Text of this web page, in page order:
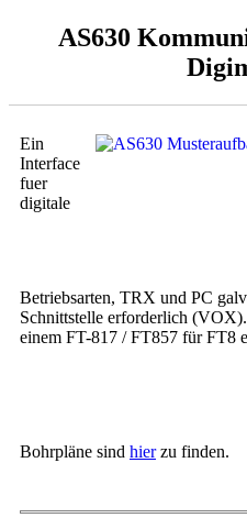
AS630
Ein
Interface
fuer
digitale
Betriebsarten, TRX und PC
Schnittstelle erforderlich
einem FT-817 / FT857 für FT8
Bohrpläne sind hierzu finden.